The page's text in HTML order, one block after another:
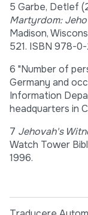
5 Garbe, Detlef
Martyrdom:
Madison,
521. ISBN 978-
6 "Number of
Germany and
Information
headquarters in
7 Jehovah's
Watch Tower
1996.